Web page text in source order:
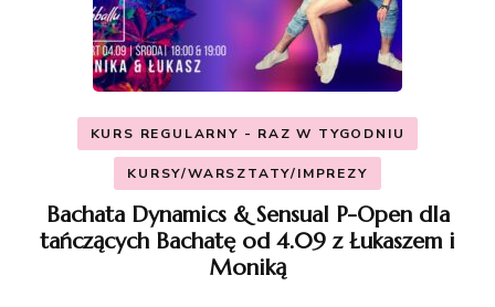
KURS REGULARNY - RAZ W TYGODNIU
KURSY/WARSZTATY/IMPREZY
Bachata Dynamics & Sensual P-Open dla
tańczących Bachatę od 4.09 z Łukaszem i
Moniką